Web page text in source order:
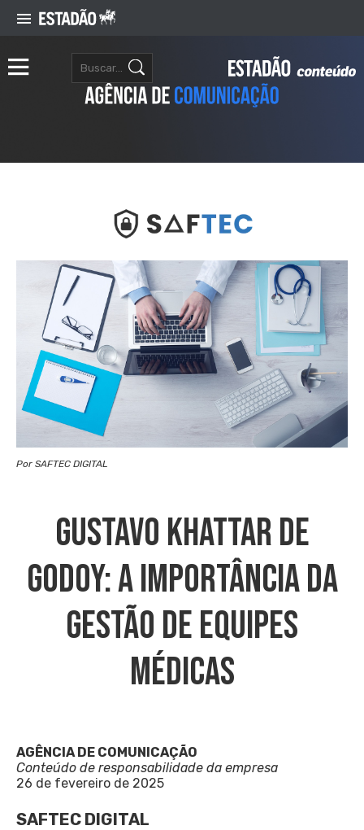
Por SAFTEC DIGITAL
Gustavo Khattar De
Godoy: A Importância Da
Gestão De Equipes
Médicas
AGÊNCIA DE COMUNICAÇÃO
Conteúdo de responsabilidade da empresa
26 de fevereiro de 2025
SAFTEC DIGITAL